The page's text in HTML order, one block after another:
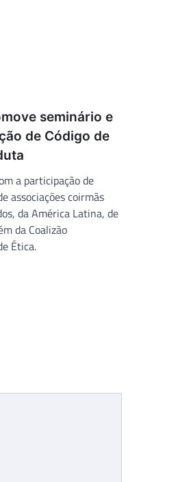
seminário e
de Código de
a participação de
associações coirmãs
da América Latina, de
da Coalizão
Ética.